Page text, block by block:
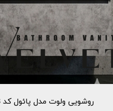
روشویی ولوت مدل پائول کد 008 PAUL